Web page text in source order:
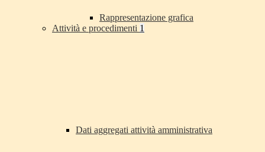
Rappresentazione grafica
Attività e procedimenti 1
Dati aggregati attività amministrativa